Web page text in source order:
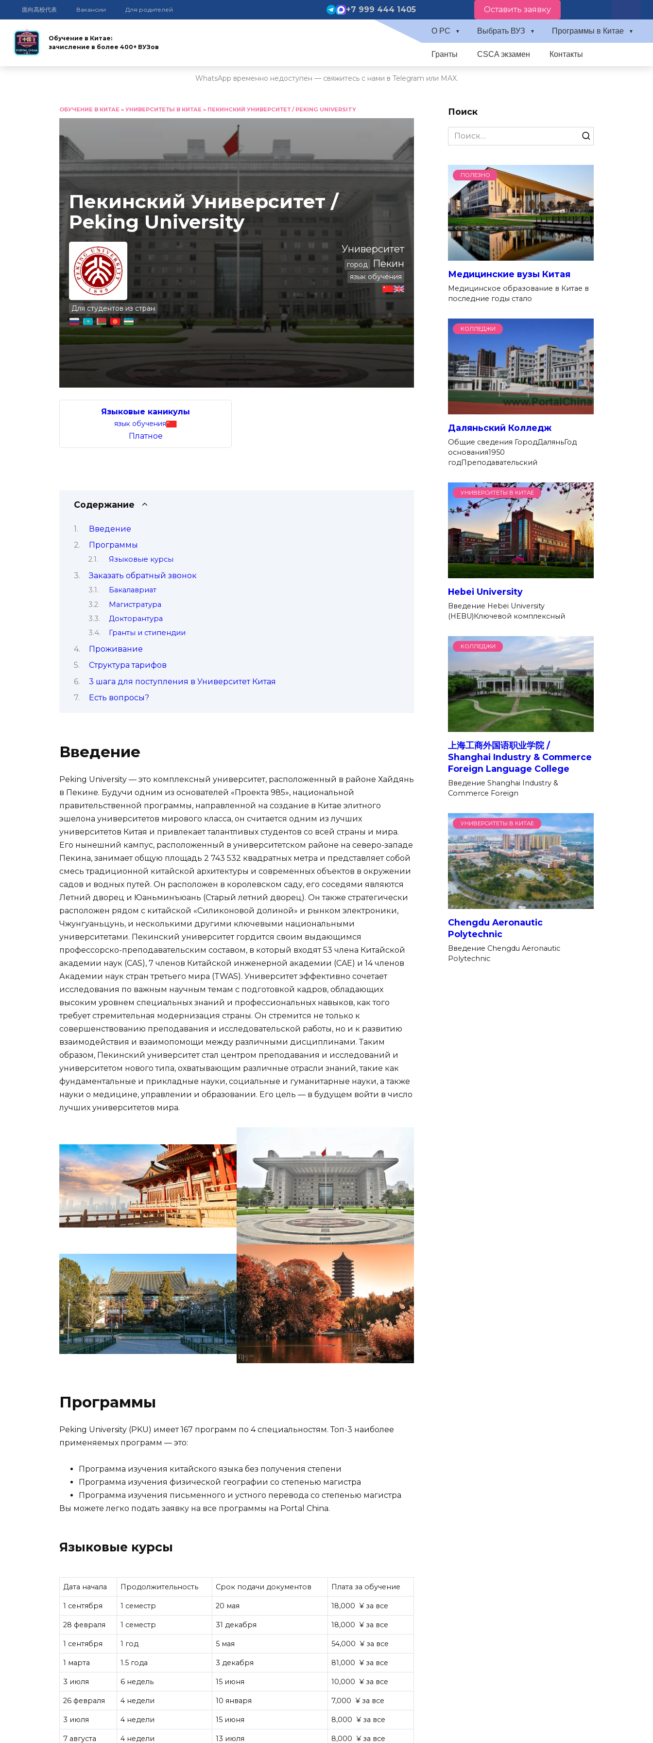
面向高校代表 Вакансии Для родителей +7 999 444 1405 Оставить заявку
Обучение в Китае:
зачисление в более 400+ ВУЗов
О PC Выбрать ВУЗ Программы в Китае
Гранты CSCA экзамен Контакты
WhatsApp временно недоступен — свяжитесь с нами в Telegram или MAX.
ОБУЧЕНИЕ В КИТАЕ » УНИВЕРСИТЕТЫ В КИТАЕ » ПЕКИНСКИЙ УНИВЕРСИТЕТ / PEKING UNIVERSITY
Пекинский Университет /
Peking University
Для студентов из стран
Университет
город Пекин
язык обучения
Языковые каникулы
язык обучения
Платное
Содержание
Введение
Программы
Языковые курсы
Заказать обратный звонок
Бакалавриат
Магистратура
Докторантура
Гранты и стипендии
Проживание
Структура тарифов
3 шага для поступления в Университет Китая
Есть вопросы?
Введение
Peking University — это комплексный университет, расположенный в районе Хайдянь
в Пекине. Будучи одним из основателей «Проекта 985», национальной
правительственной программы, направленной на создание в Китае элитного
эшелона университетов мирового класса, он считается одним из лучших
университетов Китая и привлекает талантливых студентов со всей страны и мира.
Его нынешний кампус, расположенный в университетском районе на северо-западе
Пекина, занимает общую площадь 2 743 532 квадратных метра и представляет собой
смесь традиционной китайской архитектуры и современных объектов в окружении
садов и водных путей. Он расположен в королевском саду, его соседями являются
Летний дворец и Юаньминъюань (Старый летний дворец). Он также стратегически
расположен рядом с китайской «Силиконовой долиной» и рынком электроники,
Чжунгуаньцунь, и несколькими другими ключевыми национальными
университетами. Пекинский университет гордится своим выдающимся
профессорско-преподавательским составом, в который входят 53 члена Китайской
академии наук (CAS), 7 членов Китайской инженерной академии (CAE) и 14 членов
Академии наук стран третьего мира (TWAS). Университет эффективно сочетает
исследования по важным научным темам с подготовкой кадров, обладающих
высоким уровнем специальных знаний и профессиональных навыков, как того
требует стремительная модернизация страны. Он стремится не только к
совершенствованию преподавания и исследовательской работы, но и к развитию
взаимодействия и взаимопомощи между различными дисциплинами. Таким
образом, Пекинский университет стал центром преподавания и исследований и
университетом нового типа, охватывающим различные отрасли знаний, такие как
фундаментальные и прикладные науки, социальные и гуманитарные науки, а также
науки о медицине, управлении и образовании. Его цель — в будущем войти в число
лучших университетов мира.
Программы
Peking University (PKU) имеет 167 программ по 4 специальностям. Топ-3 наиболее
применяемых программ — это:
Программа изучения китайского языка без получения степени
Программа изучения физической географии со степенью магистра
Программа изучения письменного и устного перевода со степенью магистра
Вы можете легко подать заявку на все программы на Portal China.
Языковые курсы
Дата начала Продолжительность Срок подачи документов Плата за обучение
1 сентября 1 семестр 20 мая 18,000 ¥ за все
28 февраля 1 семестр 31 декабря 18,000 ¥ за все
1 сентября 1 год 5 мая 54,000 ¥ за все
1 марта 1.5 года 3 декабря 81,000 ¥ за все
3 июля 6 недель 15 июня 10,000 ¥ за все
26 февраля 4 недели 10 января 7,000 ¥ за все
3 июля 4 недели 15 июня 8,000 ¥ за все
7 августа 4 недели 13 июля 8,000 ¥ за все
Поиск
Search
for:
ПОЛЕЗНО
Медицинские вузы Китая
Медицинское образование в Китае в
последние годы стало
КОЛЛЕДЖИ
Даляньский Колледж
Общие сведения ГородДаляньГод
основания1950
годПреподавательский
УНИВЕРСИТЕТЫ В КИТАЕ
Hebei University
Введение Hebei University
(HEBU)Ключевой комплексный
КОЛЛЕДЖИ
上海工商外国语职业学院 /
Shanghai Industry & Commerce
Foreign Language College
Введение Shanghai Industry &
Commerce Foreign
УНИВЕРСИТЕТЫ В КИТАЕ
Chengdu Aeronautic
Polytechnic
Введение Chengdu Aeronautic
Polytechnic